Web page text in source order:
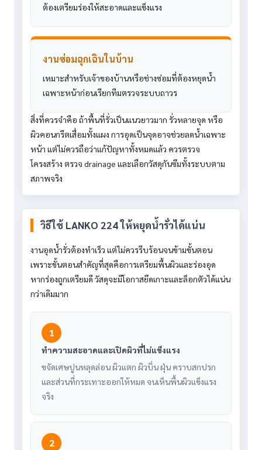
ต้องเตรียมร่องให้สะอาดและแข็งแรง
งานซ่อมฉุกเฉินในบ้าน
เหมาะสำหรับเจ้าของบ้านหรือช่างซ่อมที่ต้องหยุดน้ำ
เฉพาะหน้าก่อนเรียกทีมตรวจระบบถาวร
สิ่งที่ควรจำคือ ถ้าพื้นที่รั่วเป็นแนวยาวมาก รั่วหลายจุด หรือ
ผิวคอนกรีตเสื่อมทั้งแผง การอุดเป็นจุดอาจช่วยลดน้ำเฉพาะ
หน้า แต่ไม่ควรถือว่าแก้ปัญหาทั้งหมดแล้ว ควรตรวจ
โครงสร้าง ตรวจ drainage และเลือกวัสดุกันซึมทั้งระบบตาม
สภาพจริง
วิธีใช้ LANKO 224 ให้หยุดน้ำรั่วได้แน่น
งานอุดน้ำรั่วต้องทำเร็ว แต่ไม่ควรรีบร้อนจนข้ามขั้นตอน
เพราะขั้นตอนสำคัญที่สุดคือการเตรียมพื้นผิวและร่องอุด
หากร่องถูกเตรียมดี วัสดุจะมีโอกาสยึดเกาะและล็อกตัวได้แน่น
กว่าเดิมมาก
1
ทำความสะอาดและเปิดผิวที่ไม่แข็งแรง
ขจัดเศษปูนหลุดล่อน ผิวแตก ผิวบิ่น ฝุ่น คราบสกปรก
และส่วนที่กระเทาะออกให้หมด จนเห็นพื้นผิวแข็งแรง
จริง
2